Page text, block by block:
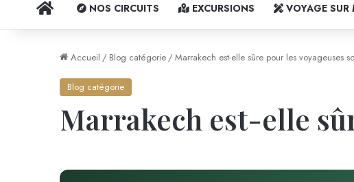
ACCUEILNOS CIRCUITS EXCURSIONS VOYAGE SUR
Accueil / Blog catégorie /Marrakech est-elle sûre pour les voyageuses
Blog catégorie
Marrakech est-elle